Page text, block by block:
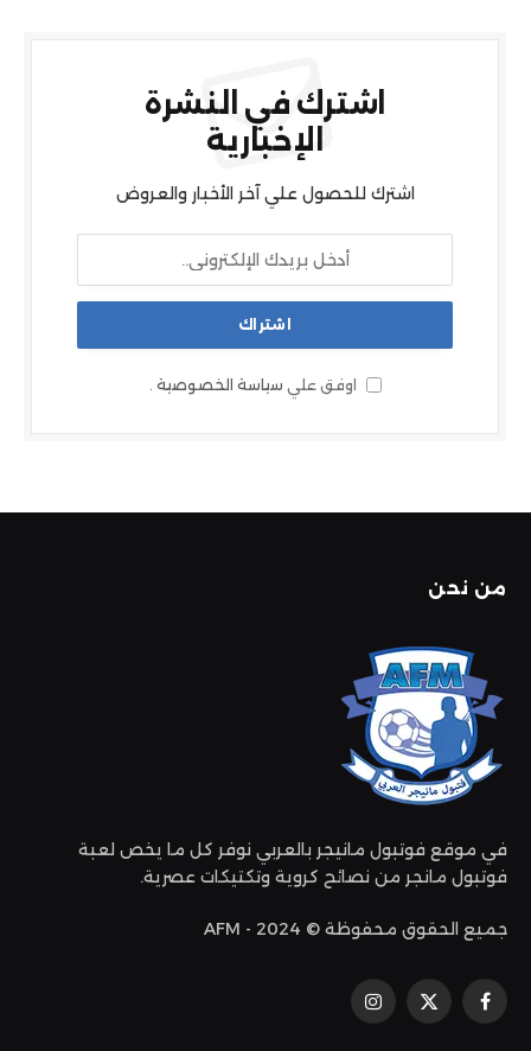
اشترك في النشرة
الإخبارية
اشترك للحصول علي آخر الأخبار والعروض
اوفق علي سياسة الخصوصية .
من نحن
في موقع فوتبول مانيجر بالعربي نوفر كل ما يخص لعبة
فوتبول مانجر من نصائح كروية وتكتيكات عصرية.
جميع الحقوق محفوظة © 2024 - AFM
فيسبوكإكس
الانستغرام